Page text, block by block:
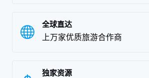
全球直达
上万家优质旅游合作商
独家资源